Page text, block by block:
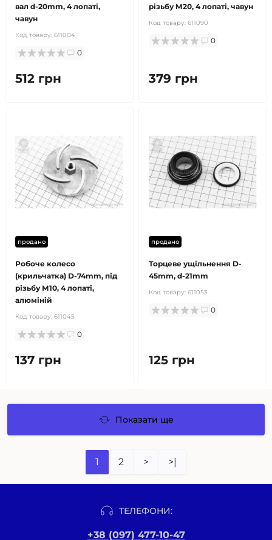
вал d-20mm, 4 лопаті,
чавун
Код товару: 611004
0
512 грн
різьбу М20, 4 лопаті, чавун
Код товару: 611090
0
379 грн
продано
Робоче колесо
(крильчатка) D-74mm, під
різьбу М10, 4 лопаті,
алюміній
Код товару: 611045
0
137 грн
продано
Торцеве ущільнення D-
45mm, d-21mm
Код товару: 611053
0
125 грн
Показати ще
1 2 > >|
ТЕЛЕФОНИ:
+38 (097) 477-10-47